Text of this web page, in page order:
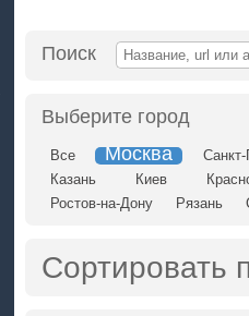
Поиск
Выберите город
Все Москва
Санкт-
Казань
Киев
Ростов-на-Дону
Рязань
Сортировать